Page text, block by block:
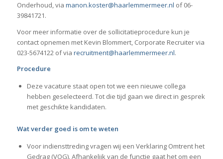
Onderhoud, via manon.koster@haarlemmermeer.nl of 06-
39841721.
Voor meer informatie over de sollicitatieprocedure kun je
contact opnemen met Kevin Blommert, Corporate Recruiter via
023-5674122 of via recruitment@haarlemmermeer.nl.
Procedure
Deze vacature staat open tot we een nieuwe collega
hebben geselecteerd. Tot die tijd gaan we direct in gesprek
met geschikte kandidaten.
Wat verder goed is om te weten
Voor indiensttreding vragen wij een Verklaring Omtrent het
Gedrag (VOG). Afhankelijk van de functie gaat het om een